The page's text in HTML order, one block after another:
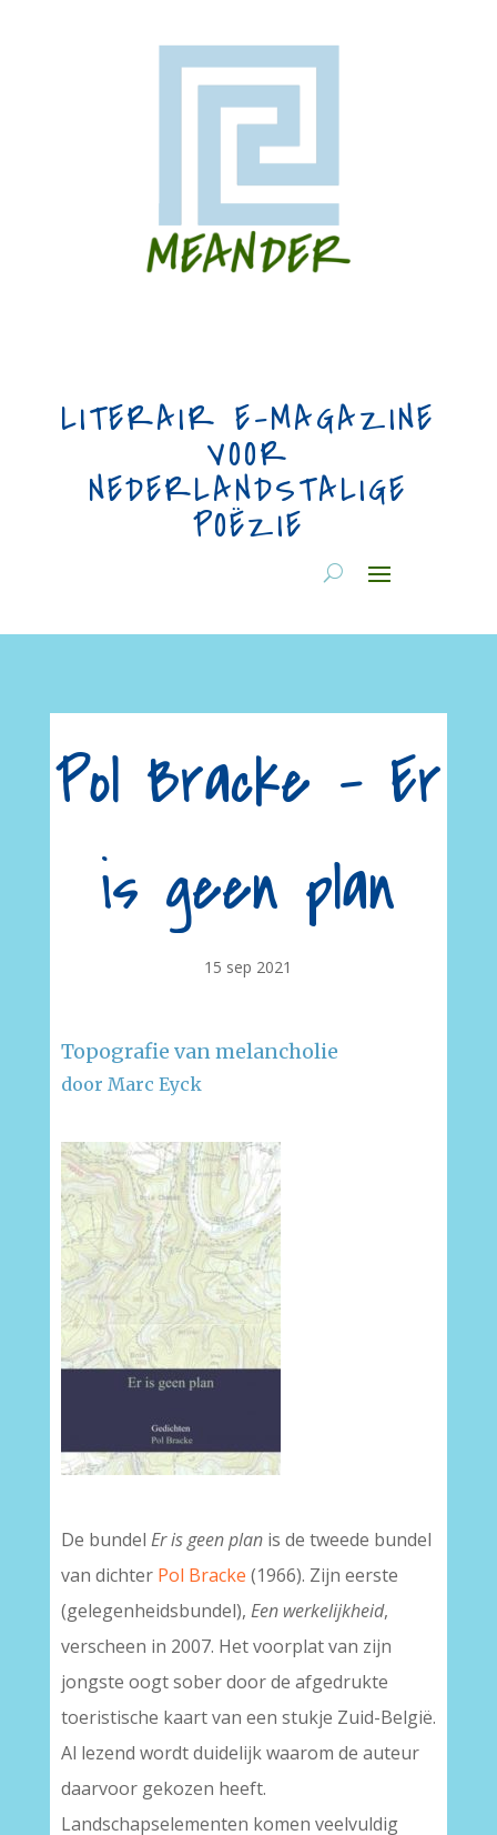
LITERAIR E-MAGAZINE
VOOR
NEDERLANDSTALIGE
POËZIE
Pol Bracke – Er
is geen plan
15 sep 2021
Topografie van melancholie
door Marc Eyck
De bundel Er is geen planis de tweede bundel
van dichter Pol Bracke (1966). Zijn eerste
(gelegenheidsbundel), Een werkelijkheid,
verscheen in 2007. Het voorplat van zijn
jongste oogt sober door de afgedrukte
toeristische kaart van een stukje Zuid-België.
Al lezend wordt duidelijk waarom de auteur
daarvoor gekozen heeft.
Landschapselementen komen veelvuldig